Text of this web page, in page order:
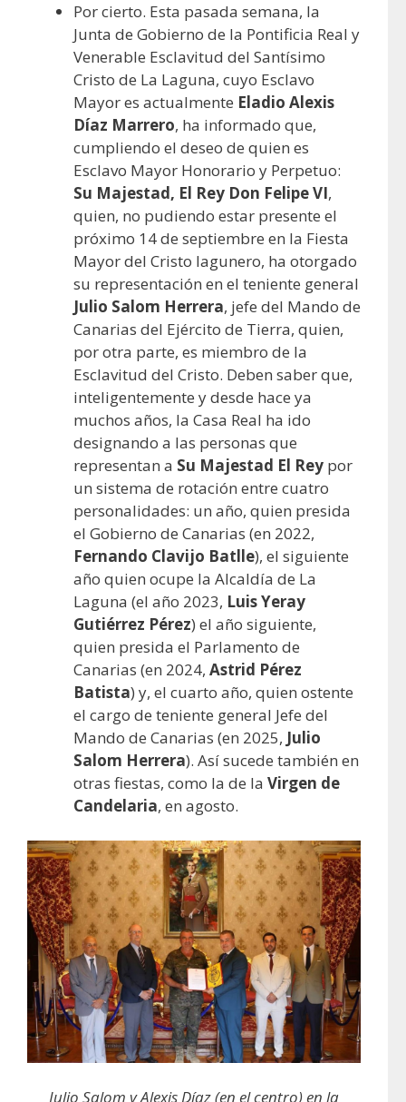
Por cierto. Esta pasada semana, la
Junta de Gobierno de la Pontificia Real y
Venerable Esclavitud del Santísimo
Cristo de La Laguna, cuyo Esclavo
Mayor es actualmente Eladio Alexis
Díaz Marrero, ha informado que,
cumpliendo el deseo de quien es
Esclavo Mayor Honorario y Perpetuo:
Su Majestad, El Rey Don Felipe VI,
quien, no pudiendo estar presente el
próximo 14 de septiembre en la Fiesta
Mayor del Cristo lagunero, ha otorgado
su representación en el teniente general
Julio Salom Herrera, jefe del Mando de
Canarias del Ejército de Tierra, quien,
por otra parte, es miembro de la
Esclavitud del Cristo. Deben saber que,
inteligentemente y desde hace ya
muchos años, la Casa Real ha ido
designando a las personas que
representan a Su Majestad El Rey por
un sistema de rotación entre cuatro
personalidades: un año, quien presida
el Gobierno de Canarias (en 2022,
Fernando Clavijo Batlle), el siguiente
año quien ocupe la Alcaldía de La
Laguna (el año 2023, Luis Yeray
Gutiérrez Pérez) el año siguiente,
quien presida el Parlamento de
Canarias (en 2024, Astrid Pérez
Batista) y, el cuarto año, quien ostente
el cargo de teniente general Jefe del
Mando de Canarias (en 2025, Julio
Salom Herrera). Así sucede también en
otras fiestas, como la de la Virgen de
Candelaria, en agosto.
Julio Salom y Alexis Díaz (en el centro) en la